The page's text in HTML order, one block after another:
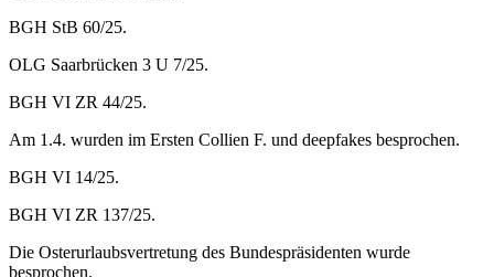
BGH StB 60/25.
OLG Saarbrücken 3 U 7/25.
BGH VI ZR 44/25.
Am 1.4. wurden im Ersten Collien F. und deepfakes besprochen.
BGH VI 14/25.
BGH VI ZR 137/25.
Die Osterurlaubsvertretung des Bundespräsidenten wurde
besprochen.